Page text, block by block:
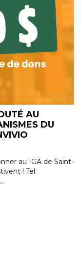
AU
DU
au IGA de Saint-
! Tel